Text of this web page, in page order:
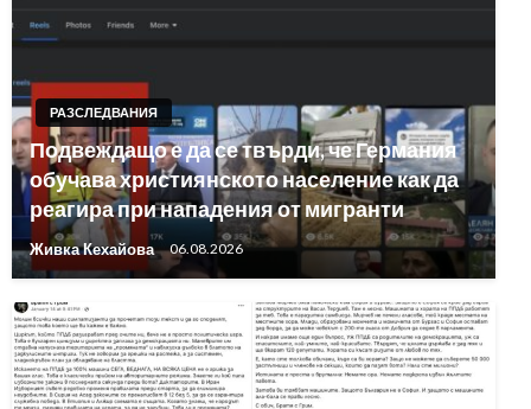
РАЗСЛЕДВАНИЯ
Подвеждащо е да се твърди, че Германия
обучава християнското население как да
реагира при нападения от мигранти
Живка Кехайова 06.08.2026